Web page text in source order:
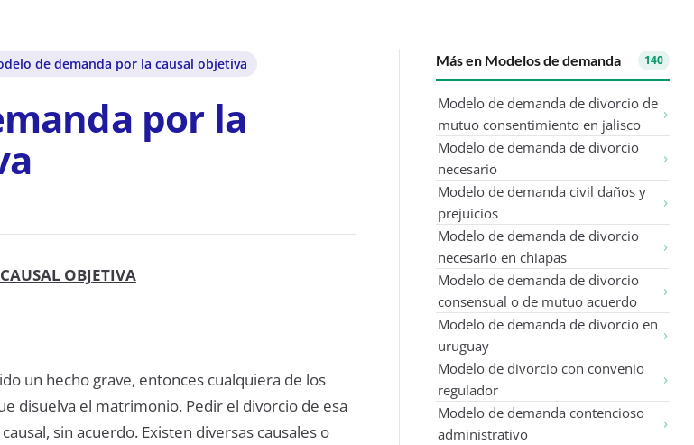
de demanda por la causal objetiva
por la
OBJETIVA
un hecho grave, entonces cualquiera de los
disuelva el matrimonio. Pedir el divorcio de esa
sin acuerdo. Existen diversas causales o
Más en Modelos de demanda 140
Modelo de demanda de divorcio de
mutuo consentimiento en jalisco
Modelo de demanda de divorcio
necesario
Modelo de demanda civil daños y
prejuicios
Modelo de demanda de divorcio
necesario en chiapas
Modelo de demanda de divorcio
consensual o de mutuo acuerdo
Modelo de demanda de divorcio en
uruguay
Modelo de divorcio con convenio
regulador
Modelo de demanda contencioso
administrativo